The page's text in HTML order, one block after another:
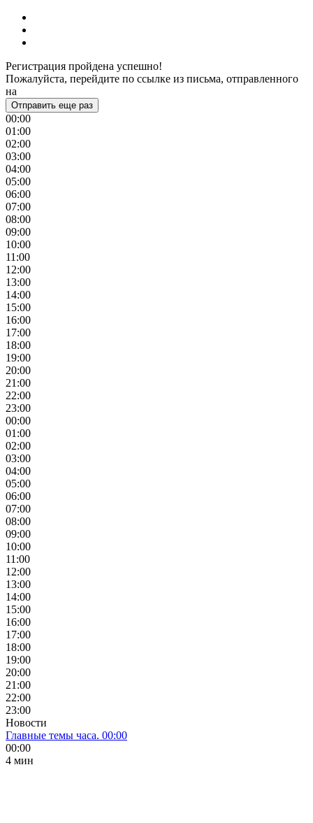
Регистрация пройдена успешно!
Пожалуйста, перейдите по ссылке из письма, отправленного
на
Отправить еще раз
00:00
01:00
02:00
03:00
04:00
05:00
06:00
07:00
08:00
09:00
10:00
11:00
12:00
13:00
14:00
15:00
16:00
17:00
18:00
19:00
20:00
21:00
22:00
23:00
00:00
01:00
02:00
03:00
04:00
05:00
06:00
07:00
08:00
09:00
10:00
11:00
12:00
13:00
14:00
15:00
16:00
17:00
18:00
19:00
20:00
21:00
22:00
23:00
Новости
Главные темы часа. 00:00
00:00
4 мин